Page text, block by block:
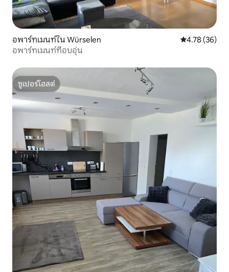
อพาร์ทเมนท์ใน Würselen คะแนนเฉลี่ย
4.78 (36)
อพาร์ทเมนท์ที่อบอุ่น
ซูเปอร์โฮสต์
ซูเปอร์โฮสต์